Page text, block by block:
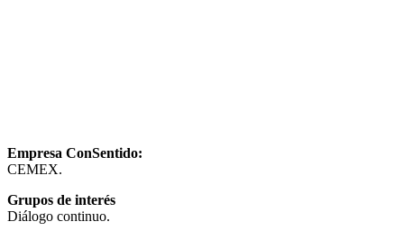
Empresa ConSentido:
CEMEX.
Grupos de interés
Diálogo continuo.